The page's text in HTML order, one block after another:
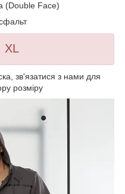
(Double Face)
XL
зв'язатися з нами для
розміру